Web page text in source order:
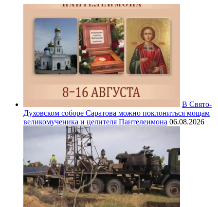
В Свято-
Духовском соборе Саратова можно поклониться мощам
великомученика и целителя Пантелеимона 06.08.2026